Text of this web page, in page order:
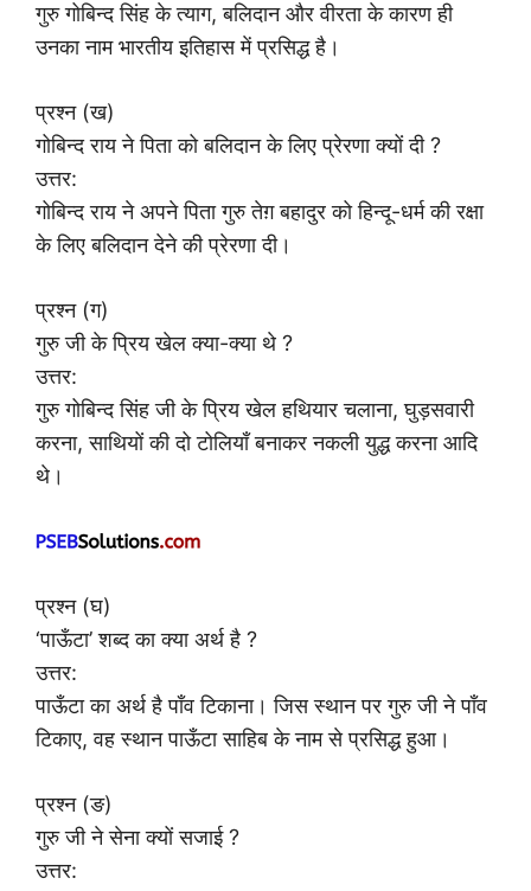
गुरु गोबिन्द सिंह के त्याग, बलिदान और वीरता के कारण ही
उनका नाम भारतीय इतिहास में प्रसिद्ध है।
प्रश्न (ख)
गोबिन्द राय ने पिता को बलिदान के लिए प्रेरणा क्यों दी ?
उत्तर:
गोबिन्द राय ने अपने पिता गुरु तेग़ बहादुर को हिन्दू-धर्म की रक्षा
के लिए बलिदान देने की प्रेरणा दी।
प्रश्न (ग)
गुरु जी के प्रिय खेल क्या-क्या थे ?
उत्तर:
गुरु गोबिन्द सिंह जी के प्रिय खेल हथियार चलाना, घुड़सवारी
करना, साथियों की दो टोलियाँ बनाकर नकली युद्ध करना आदि
थे।
प्रश्न (घ)
‘पाऊँटा’ शब्द का क्या अर्थ है ?
उत्तर:
पाऊँटा का अर्थ है पाँव टिकाना। जिस स्थान पर गुरु जी ने पाँव
टिकाए, वह स्थान पाऊँटा साहिब के नाम से प्रसिद्ध हुआ।
प्रश्न (ङ)
गुरु जी ने सेना क्यों सजाई ?
उत्तर: